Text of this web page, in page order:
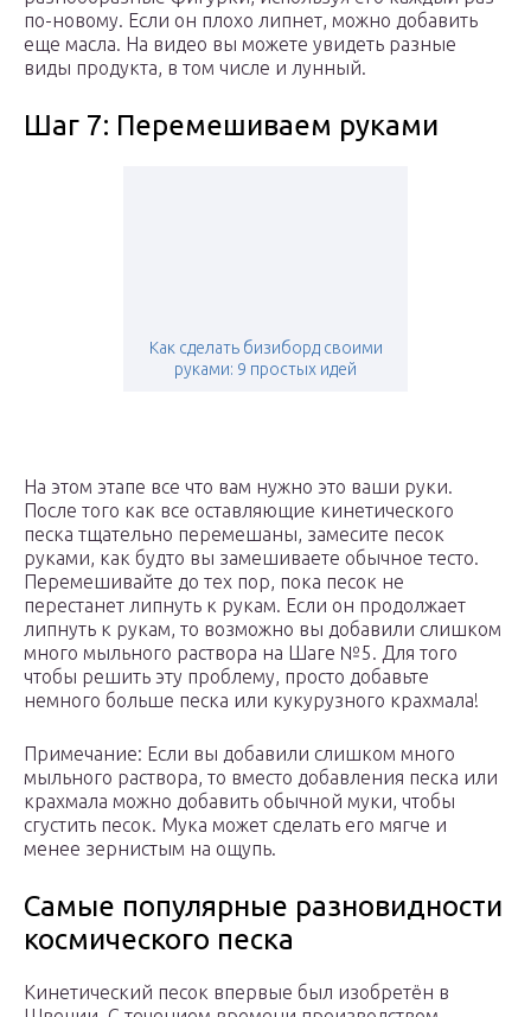
по-новому. Если он плохо липнет, можно добавить
еще масла. На видео вы можете увидеть разные
виды продукта, в том числе и лунный.
Шаг 7: Перемешиваем руками
Как сделать бизиборд своими
руками: 9 простых идей
На этом этапе все что вам нужно это ваши руки.
После того как все оставляющие кинетического
песка тщательно перемешаны, замесите песок
руками, как будто вы замешиваете обычное тесто.
Перемешивайте до тех пор, пока песок не
перестанет липнуть к рукам. Если он продолжает
липнуть к рукам, то возможно вы добавили слишком
много мыльного раствора на Шаге №5. Для того
чтобы решить эту проблему, просто добавьте
немного больше песка или кукурузного крахмала!
Примечание: Если вы добавили слишком много
мыльного раствора, то вместо добавления песка или
крахмала можно добавить обычной муки, чтобы
сгустить песок. Мука может сделать его мягче и
менее зернистым на ощупь.
Самые популярные разновидности
космического песка
Кинетический песок впервые был изобретён в